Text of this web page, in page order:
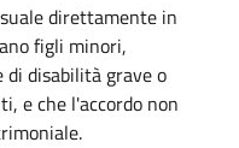
direttamente in
figli minori,
di disabilità grave o
e che l'accordo non